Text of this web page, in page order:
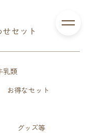
セット
乳類
お得なセット
グッズ等